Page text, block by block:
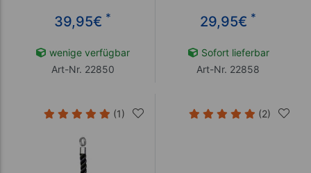
39,95€ *
wenige verfügbar
Art-Nr. 22850
29,95€ *
Sofort lieferbar
Art-Nr. 22858
(1) (2)